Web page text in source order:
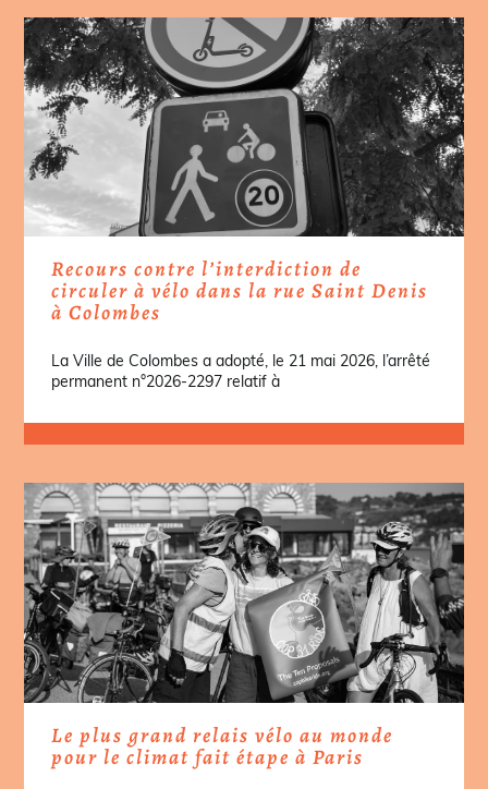
Recours contre l’interdiction de
circuler à vélo dans la rue Saint Denis
à Colombes
La Ville de Colombes a adopté, le 21 mai 2026, l’arrêté
permanent n°2026-2297 relatif à
Le plus grand relais vélo au monde
pour le climat fait étape à Paris